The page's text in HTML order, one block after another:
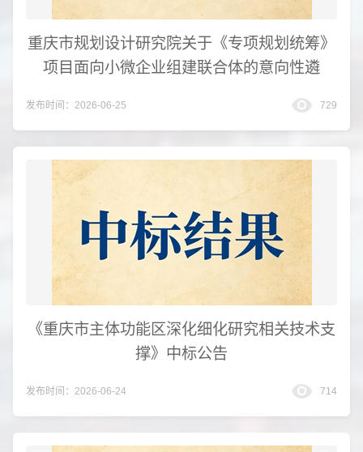
重庆市规划设计研究院关于《专项规划统筹》
项目面向小微企业组建联合体的意向性遴
发布时间：2026-06-25 729
《重庆市主体功能区深化细化研究相关技术支
撑》中标公告
发布时间：2026-06-24 714